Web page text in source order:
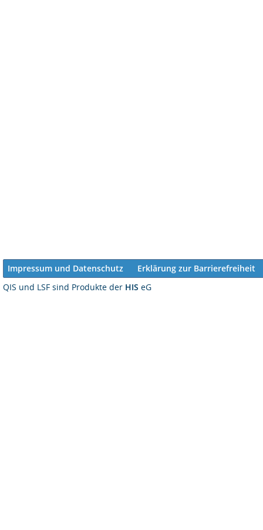
Impressum und Datenschutz
Erklärung zur Barrierefreiheit
QIS und LSF sind Produkte der HIS eG